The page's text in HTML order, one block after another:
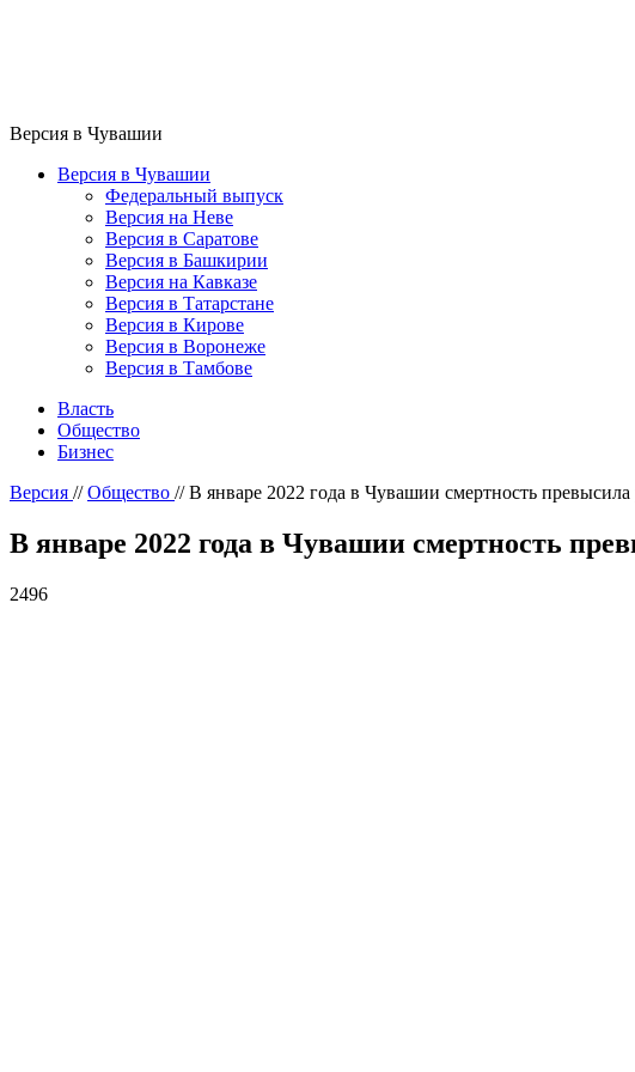
Версия в Чувашии
Версия в Чувашии
Федеральный выпуск
Версия на Неве
Версия в Саратове
Версия в Башкирии
Версия на Кавказе
Версия в Татарстане
Версия в Кирове
Версия в Воронеже
Версия в Тамбове
Власть
Общество
Бизнес
Версия //Общество //В январе 2022 года в Чувашии смертность превысила
В январе 2022 года в Чувашии смертность
2496